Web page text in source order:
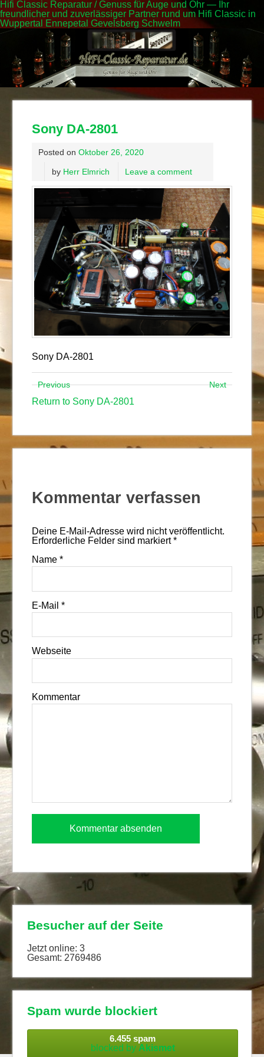
Hifi Classic Reparatur / Genuss für Auge und Ohr — Ihr
freundlicher und zuverlässiger Partner rund um Hifi Classic in
Wuppertal Ennepetal Gevelsberg Schwelm
Sony DA-2801
Posted on Oktober 26, 2020
by Herr Elmrich Leave a comment
Sony DA-2801
Previous Next
Return to Sony DA-2801
Kommentar verfassen
Deine E-Mail-Adresse wird nicht veröffentlicht.
Erforderliche Felder sind markiert*
Name *
E-Mail *
Webseite
Kommentar
Besucher auf der Seite
Jetzt online: 3
Gesamt: 2769486
Spam wurde blockiert
6.455 spam
blocked by Akismet